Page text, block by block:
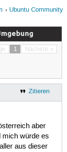
Ubuntu Community
1 Nächste »
Zitieren
aber
mich würde es
aus dieser